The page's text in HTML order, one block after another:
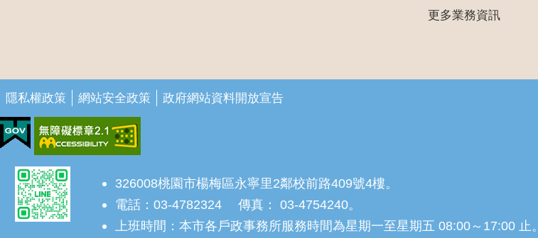
更多業務資訊
隱私權政策 網站安全政策 政府網站資料開放宣告
326008桃園市楊梅區永寧里2鄰校前路409號4樓。
電話：03-4782324 傳真： 03-4754240。
上班時間：本市各戶政事務所服務時間為星期一至星期五 08:00～17:00 止。